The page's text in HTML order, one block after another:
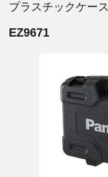
プラスチックケース
EZ9671